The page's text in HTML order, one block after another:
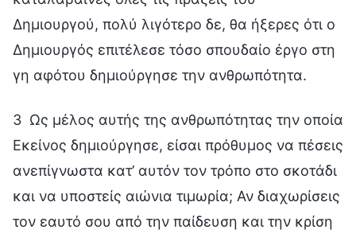
Δημιουργού, πολύ λιγότερο δε, θα ήξερες ότι ο
Δημιουργός επιτέλεσε τόσο σπουδαίο έργο στη
γη αφότου δημιούργησε την ανθρωπότητα.
3 Ως μέλος αυτής της ανθρωπότητας την οποία
Εκείνος δημιούργησε, είσαι πρόθυμος να πέσεις
ανεπίγνωστα κατ’ αυτόν τον τρόπο στο σκοτάδι
και να υποστείς αιώνια τιμωρία; Αν διαχωρίσεις
τον εαυτό σου από την παίδευση και την κρίση